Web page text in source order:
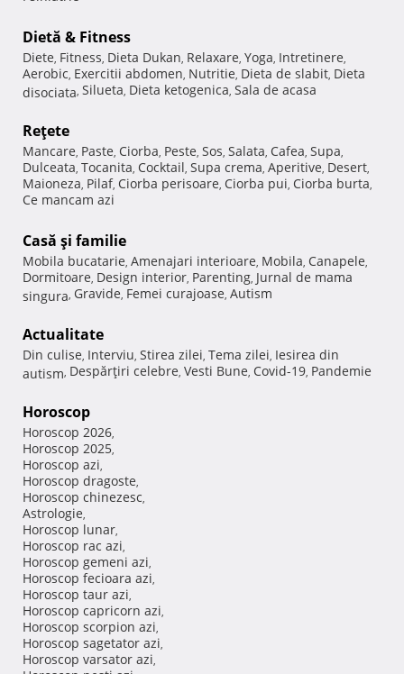
Dietă & Fitness
Diete, Fitness, Dieta Dukan, Relaxare, Yoga, Intretinere,
Aerobic, Exercitii abdomen, Nutritie, Dieta de slabit, Dieta
disociata, Silueta, Dieta ketogenica, Sala de acasa
Reţete
Mancare, Paste, Ciorba, Peste, Sos, Salata, Cafea, Supa,
Dulceata, Tocanita, Cocktail, Supa crema, Aperitive, Desert,
Maioneza, Pilaf, Ciorba perisoare, Ciorba pui, Ciorba burta,
Ce mancam azi
Casă şi familie
Mobila bucatarie, Amenajari interioare, Mobila, Canapele,
Dormitoare, Design interior, Parenting, Jurnal de mama
singura, Gravide, Femei curajoase, Autism
Actualitate
Din culise, Interviu, Stirea zilei, Tema zilei, Iesirea din
autism, Despărţiri celebre, Vesti Bune, Covid-19, Pandemie
Horoscop
Horoscop 2026,
Horoscop 2025,
Horoscop azi,
Horoscop dragoste,
Horoscop chinezesc,
Astrologie,
Horoscop lunar,
Horoscop rac azi,
Horoscop gemeni azi,
Horoscop fecioara azi,
Horoscop taur azi,
Horoscop capricorn azi,
Horoscop scorpion azi,
Horoscop sagetator azi,
Horoscop varsator azi,